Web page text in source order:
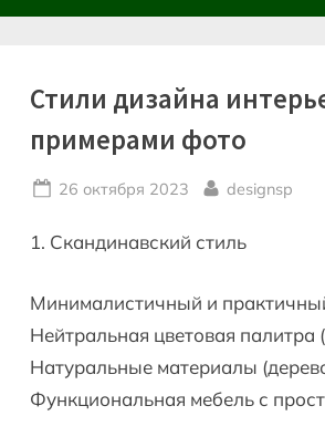
menu
Стили дизайна
примерами фото
Posted
26 октября 2023 By
designsp
1. Скандинавский стиль
Минималистичный и
Нейтральная цветовая
Натуральные материалы
Функциональная мебель с